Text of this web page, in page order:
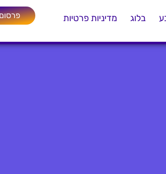
בלוג מדיניות פרטיות